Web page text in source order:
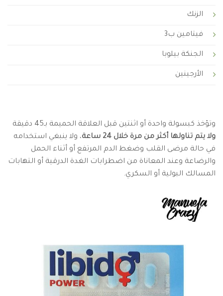
الزنك
فيتامين ب3
الجنكة بيلوبا
الأرجينين
وتؤخذ كبسولة واحدة أو اثنتين قبل العلاقة الحميمة بـ45 دقيقة
ولا يتم تناولها أكثر من مرة خلال 24 ساعة
، ولا ينبغي استخدامه
في حالة مرضى القلب وضغط الدم المرتفع أو أثناء الحمل
والرضاعة وعند المعاناة من اضطرابات الغدة الدرقية أو التهابات
المسالك البولية أو السكري.